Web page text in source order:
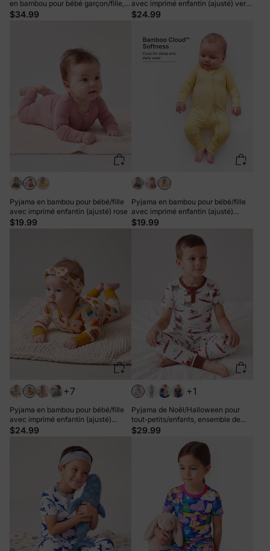
en bambou pour bébé garçon/fille,
blanches
$34.99
avec imprimé enfantin (ajusté) vert
clair
$24.99
Pyjama en bambou pour bébé/fille
avec imprimé enfantin (ajusté) rose
$19.99
Pyjama en bambou pour bébé/fille
avec imprimé enfantin (ajusté)
jaune
$19.99
+7
Pyjama en bambou pour bébé/fille
avec imprimé enfantin (ajusté)
marron
$24.99
+1
Pyjama de Noël/Halloween pour
tout-petits/enfants, ensemble de
pyjama 3 pièces en bambou, look 2
$29.99